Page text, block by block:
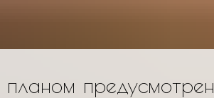
планом